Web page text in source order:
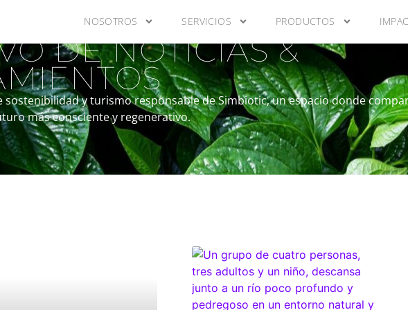
NOSOTROS SERVICIOS PRODUCTOS
DE NOTICIAS &
sostenibilidad y turismo responsable de Simbiotic, un espacio donde
más consciente y regenerativo.